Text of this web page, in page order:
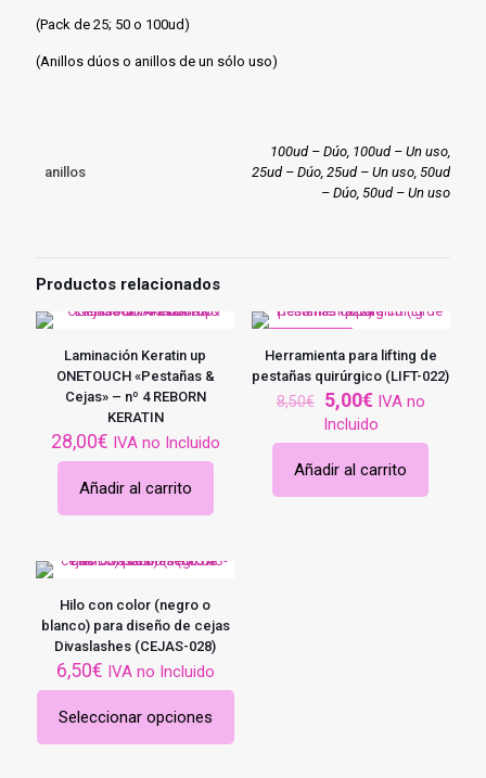
(Pack de 25; 50 o 100ud)
(Anillos dúos o anillos de un sólo uso)
anillos
100ud – Dúo, 100ud – Un uso,
25ud – Dúo, 25ud – Un uso, 50ud
– Dúo, 50ud – Un uso
Productos relacionados
Laminación Keratin up
ONETOUCH «Pestañas &
Cejas» – nº 4 REBORN
KERATIN
28,00€ IVA no Incluido
Añadir al carrito
Herramienta para lifting de
pestañas quirúrgico (LIFT-022)
8,50€ El
precio
original
era:
8,50€.
5,00€El
precio
actual
es:
5,00€.
IVA no
Incluido
Añadir al carrito
Hilo con color (negro o
blanco) para diseño de cejas
Divaslashes (CEJAS-028)
6,50€ IVA no Incluido
Seleccionar opciones
Este
producto